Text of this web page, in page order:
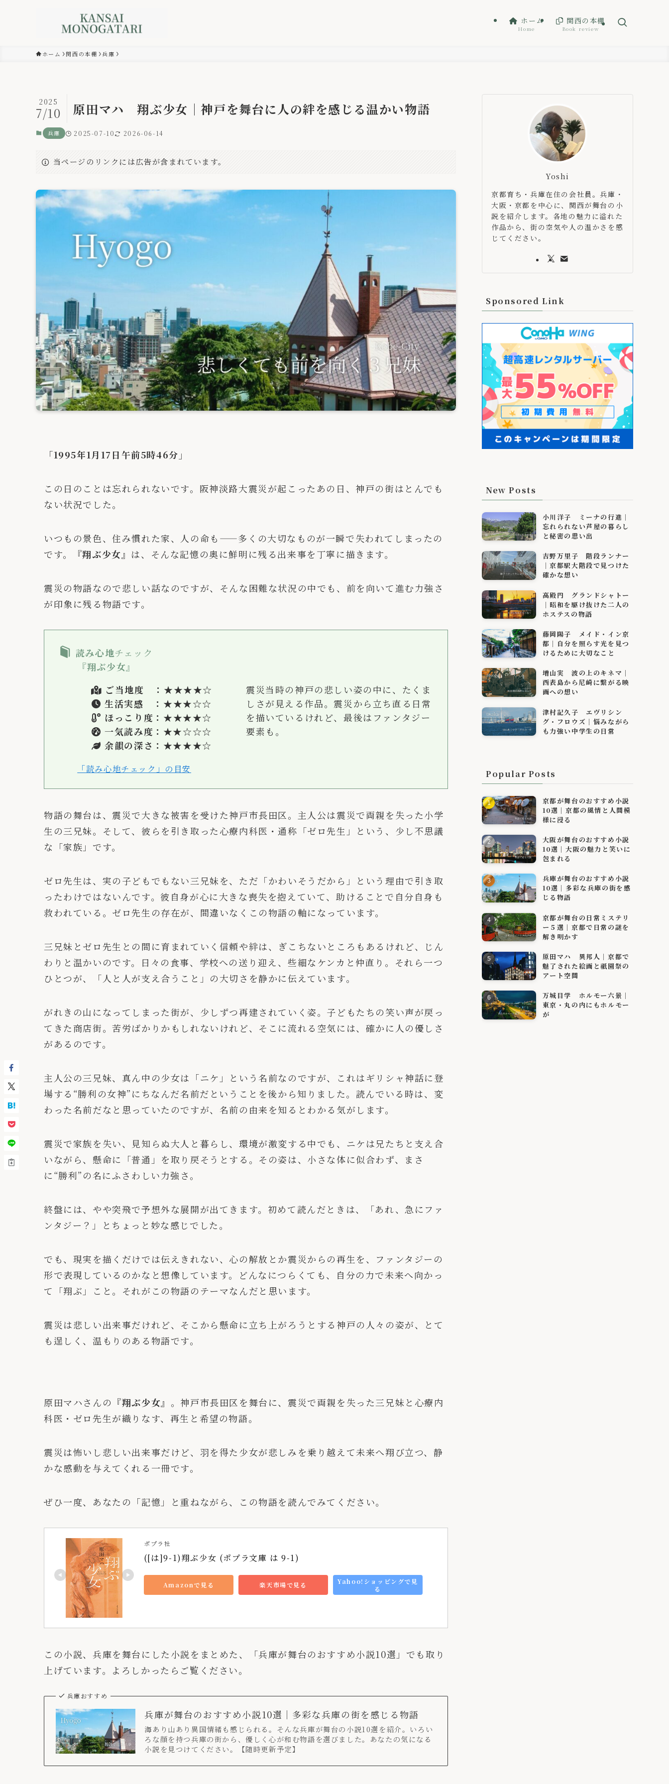
ホーム
Home
関西の本棚
Book review
ホーム 関西の本棚 兵庫
原田マハ 翔ぶ少女｜神戸を舞台に人の絆を感じる温かい物語
2025
7/10
兵庫 2025-07-10 2026-06-14
当ページのリンクには広告が含まれています。
「1995年1月17日午前5時46分」
この日のことは忘れられないです。阪神淡路大震災が起こったあの日、神戸の街はとんでも
ない状況でした。
いつもの景色、住み慣れた家、人の命も——多くの大切なものが一瞬で失われてしまったの
です。
『翔ぶ少女』 は、そんな記憶の奥に鮮明に残る出来事を丁寧に描きます。
震災の物語なので悲しい話なのですが、そんな困難な状況の中でも、前を向いて進む力強さ
が印象に残る物語です。
読み心地チェック
『翔ぶ少女』
ご当地度 ：★★★★☆
生活実感 ：★★★☆☆
ほっこり度：★★★★☆
一気読み度：★★☆☆☆
余韻の深さ：★★★★☆
「読み心地チェック」の目安
震災当時の神戸の悲しい姿の中に、たくま
しさが見える作品。震災から立ち直る日常
を描いているけれど、最後はファンタジー
要素も。
物語の舞台は、震災で大きな被害を受けた神戸市長田区。主人公は震災で両親を失った小学
生の三兄妹。そして、彼らを引き取った心療内科医・通称「ゼロ先生」という、少し不思議
な「家族」です。
ゼロ先生は、実の子どもでもない三兄妹を、ただ「かわいそうだから」という理由で引き取
ったわけではないんです。彼自身が心に大きな喪失を抱えていて、助けることで自分自身も
救われている。ゼロ先生の存在が、間違いなくこの物語の軸になっています。
三兄妹とゼロ先生との間に育まれていく信頼や絆は、ぎこちないところもあるけれど、じん
わりと温かいのです。日々の食事、学校への送り迎え、些細なケンカと仲直り。それら一つ
ひとつが、「人と人が支え合うこと」の大切さを静かに伝えています。
がれきの山になってしまった街が、少しずつ再建されていく姿。子どもたちの笑い声が戻っ
てきた商店街。苦労ばかりかもしれないけれど、そこに流れる空気には、確かに人の優しさ
があるのです。
主人公の三兄妹、真ん中の少女は「ニケ」という名前なのですが、これはギリシャ神話に登
場する“勝利の女神”にちなんだ名前だということを後から知りました。読んでいる時は、変
わった名前だなと思っていたのですが、名前の由来を知るとわかる気がします。
震災で家族を失い、見知らぬ大人と暮らし、環境が激変する中でも、ニケは兄たちと支え合
いながら、懸命に「普通」を取り戻そうとする。その姿は、小さな体に似合わず、まさ
に“勝利”の名にふさわしい力強さ。
終盤には、やや突飛で予想外な展開が出てきます。初めて読んだときは、「あれ、急にファ
ンタジー？」とちょっと妙な感じでした。
でも、現実を描くだけでは伝えきれない、心の解放とか震災からの再生を、ファンタジーの
形で表現しているのかなと想像しています。どんなにつらくても、自分の力で未来へ向かっ
て「翔ぶ」こと。それがこの物語のテーマなんだと思います。
震災は悲しい出来事だけれど、そこから懸命に立ち上がろうとする神戸の人々の姿が、とて
も逞しく、温もりのある物語です。
原田マハさんの 『翔ぶ少女』 。神戸市長田区を舞台に、震災で両親を失った三兄妹と心療内
科医・ゼロ先生が織りなす、再生と希望の物語。
震災は怖いし悲しい出来事だけど、羽を得た少女が悲しみを乗り越えて未来へ翔び立つ、静
かな感動を与えてくれる一冊です。
ぜひ一度、あなたの「記憶」と重ねながら、この物語を読んでみてください。
ポプラ社
([は]9-1)翔ぶ少女 (ポプラ文庫 は 9-1)
Amazonで見る 楽天市場で見る
Yahoo!ショッピングで見
る
この小説、兵庫を舞台にした小説をまとめた、「兵庫が舞台のおすすめ小説10選」でも取り
上げています。よろしかったらご覧ください。
兵庫おすすめ
兵庫が舞台のおすすめ小説10選｜多彩な兵庫の街を感じる物語
海あり山あり異国情緒も感じられる。そんな兵庫が舞台の小説10選を紹介。いろい
ろな顔を持つ兵庫の街から、優しく心が和む物語を選びました。あなたの気になる
小説を見つけてください。【随時更新予定】
Yoshi
京都育ち・兵庫在住の会社員。兵庫・
大阪・京都を中心に、関西が舞台の小
説を紹介します。各地の魅力に溢れた
作品から、街の空気や人の温かさを感
じてください。
Sponsored Link
New Posts
小川洋子 ミーナの行進｜
忘れられない芦屋の暮らし
と秘密の思い出
吉野万里子 階段ランナー
｜京都駅大階段で見つけた
確かな想い
高殿円 グランドシャトー
｜昭和を駆け抜けた二人の
ホステスの物語
藤岡陽子 メイド・イン京
都｜自分を照らす光を見つ
けるために大切なこと
増山実 波の上のキネマ｜
西表島から尼崎に繋がる映
画への想い
津村記久子 エヴリシン
グ・フロウズ｜悩みながら
も力強い中学生の日常
Popular Posts
京都が舞台のおすすめ小説
10選｜京都の風情と人間模
様に浸る
大阪が舞台のおすすめ小説
10選｜大阪の魅力と笑いに
包まれる
兵庫が舞台のおすすめ小説
10選｜多彩な兵庫の街を感
じる物語
京都が舞台の日常ミステリ
ー５選｜京都で日常の謎を
解き明かす
原田マハ 異邦人｜京都で
魅了された絵画と祇園祭の
アート空間
万城目学 ホルモー六景｜
東京・丸の内にもホルモー
が